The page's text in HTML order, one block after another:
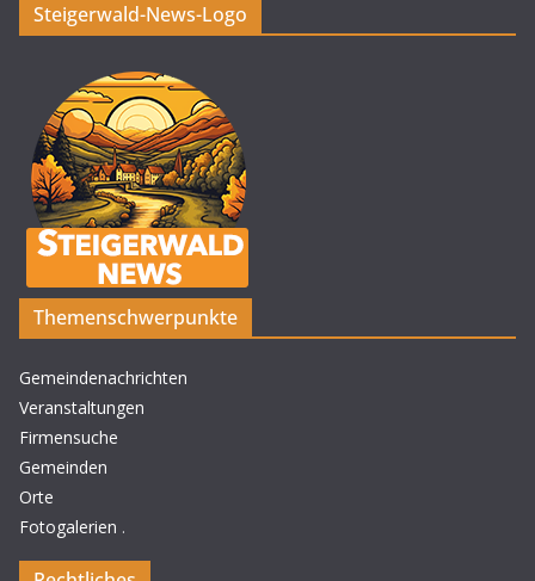
Steigerwald-News-Logo
Themenschwerpunkte
Gemeindenachrichten
Veranstaltungen
Firmensuche
Gemeinden
Orte
Fotogalerien .